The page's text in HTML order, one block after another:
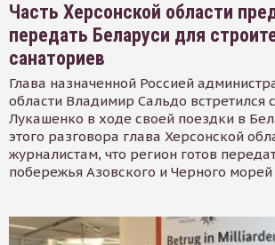
Часть Херсонской области
передать Беларуси для
санаториев
Глава назначенной Россией
области Владимир Сальдо встретился
Лукашенко в ходе своей поездки в
этого разговора глава Херсонской
журналистам, что регион готов
побережья Азовского и Черного морей